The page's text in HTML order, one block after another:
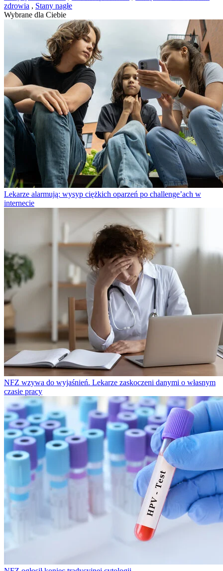
zdrowia , Stany nagłe
Wybrane dla Ciebie
Lekarze alarmują: wysyp ciężkich oparzeń po challenge’ach w
internecie
NFZ wzywa do wyjaśnień. Lekarze zaskoczeni danymi o własnym
czasie pracy